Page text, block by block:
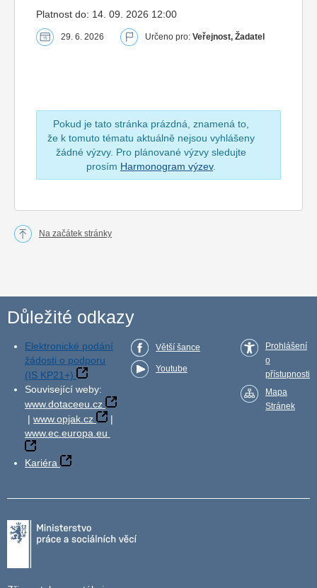
Platnost do: 14. 09. 2026 12:00
29. 6. 2026 Určeno pro: Veřejnost, Žadatel
Pokud je tato stránka prázdná, znamená to,
že k tomuto tématu aktuálně nejsou vyhlášeny
žádné výzvy. Pro plánované výzvy sledujte
prosím Harmonogram výzev.
Na začátek stránky
Důležité odkazy
Elektronické podání
žádosti o podporu
(IS KP21+)
Související weby:
www.dotaceeu.cz
| www.opjak.cz
|
www.ec.europa.eu
Kariéra
Větší šance
Youtube
Prohlášení
o
přístupnosti
Mapa
Stránek